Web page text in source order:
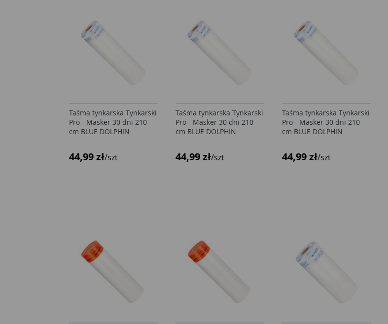
Taśma tynkarska Tynkarski
Pro - Masker 30 dni 210
cm BLUE DOLPHIN
44,99 zł/szt
Taśma tynkarska Tynkarski
Pro - Masker 30 dni 210
cm BLUE DOLPHIN
44,99 zł/szt
Taśma tynkarska Tynkarski
Pro - Masker 30 dni 210
cm BLUE DOLPHIN
44,99 zł/szt